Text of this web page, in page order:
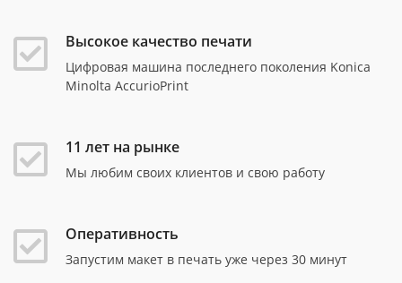
Высокое качество печати
Цифровая машина последнего поколения Konica
Minolta AccurioPrint
11 лет на рынке
Мы любим своих клиентов и свою работу
Оперативность
Запустим макет в печать уже через 30 минут